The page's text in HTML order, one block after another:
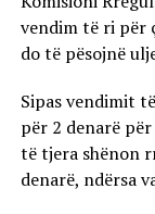
vendim të ri për
do të pësojnë
Sipas vendimit
për 2 denarë
të tjera shënon
denarë, ndërsa